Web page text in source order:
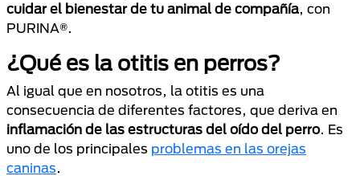
cuidar el bienestar de tu animal de compañía, con
PURINA®.
¿Qué es la otitis en perros?
Al igual que en nosotros, la otitis es una
consecuencia de diferentes factores, que deriva en
inflamación de las estructuras del oído del perro. Es
uno de los principales problemas en las orejas
caninas.